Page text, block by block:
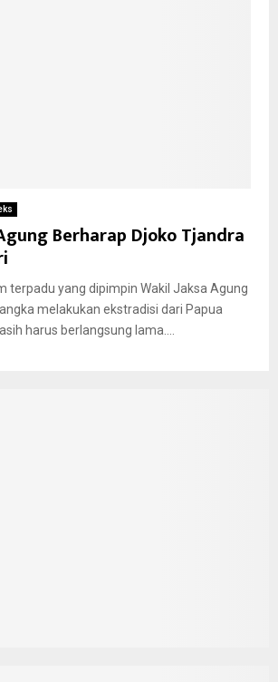
Berharap Djoko Tjandra
terpadu yang dipimpin Wakil Jaksa Agung
melakukan ekstradisi dari Papua
harus berlangsung lama....